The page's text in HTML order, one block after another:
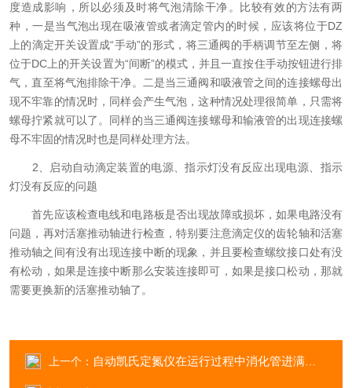
度造成影响，所以必须及时将气泡清除干净。比较有效的方法有两
种，一是当气泡出现在吸液管或者滴定管内的时候，应该将位于DZ
上的滴定开关设置成“手动”的形式，将三通阀的手柄调节至左侧，将
位于DC上的开关设置为“间断”的模式，并且一直按住手动按钮进行排
气，直至将气泡排除干净。二是当三通阀和吸液管之间的连接螺母出
现不牢靠的情况时，同样会产生气泡，这种情况处理很简单，只需将
螺母拧紧就可以了。同样的当三通阀连接螺母和输液管的出现连接螺
母不牢固的情况时也是同样处理方法。
2、启动自动滴定装置的电源、指示灯没有反应出现电源、指示
灯没有反应的问题
首先应该检查电线和电路板是否出现故障或损坏，如果电路没有
问题，再对活塞推动轴进行检查，特别要注意滴定仪的齿轮轴和活塞
推动轴之间有没有出现连接中断的现象，并且要检查螺纹接口处有没
有松动，如果是连接中断那么安装连接即可，如果是接口松动，那就
需要更换新的活塞推动轴了。
上一个： 自动凯氏定氮仪在运行过程中消化管进满水的解决方法分享